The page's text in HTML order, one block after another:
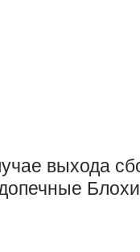
выхода